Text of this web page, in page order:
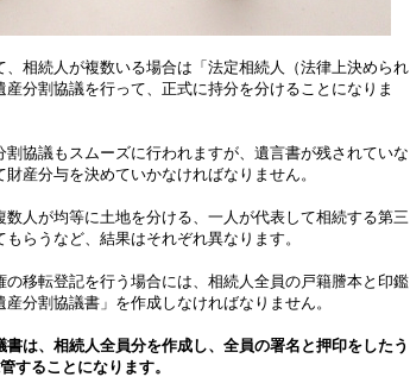
、相続人が複数いる場合は「法定相続人（法律上決められ
分割協議を行って、正式に持分を分けることになりま
割協議もスムーズに行われますが、遺言書が残されていな
産分与を決めていかなければなりません。
数人が均等に土地を分ける、一人が代表して相続する第三
らうなど、結果はそれぞれ異なります。
の移転登記を行う場合には、相続人全員の戸籍謄本と印鑑
分割協議書」を作成しなければなりません。
は、相続人全員分を作成し、全員の署名と押印をしたう
することになります。